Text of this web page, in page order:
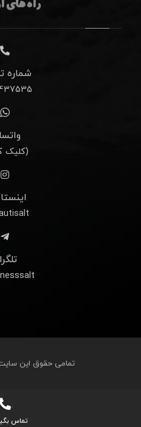
راه های
شماره
(کلیک
تمامی حقوق این
تماس